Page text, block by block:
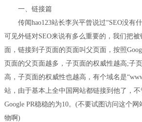
一、链接篇
传闻hao123站长李兴平曾说过“SEO没有什
可见外链对SEO来说有多么重要的，我们把
面，链接到子页面的页面叫父页面，按照
页面的父页面越多，子页面的权威性越高;子
高，子页面的权威性也越高，有个域名是
站，由于基本上全中国网站都链接到他了，不
Google PR稳稳的为10。(不要试图访问这个
物啊)